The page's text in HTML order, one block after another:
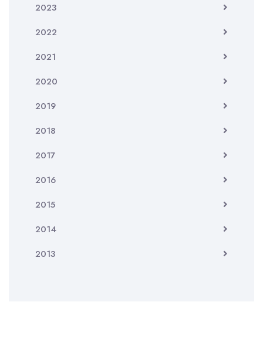
2023
2022
2021
2020
2019
2018
2017
2016
2015
2014
2013